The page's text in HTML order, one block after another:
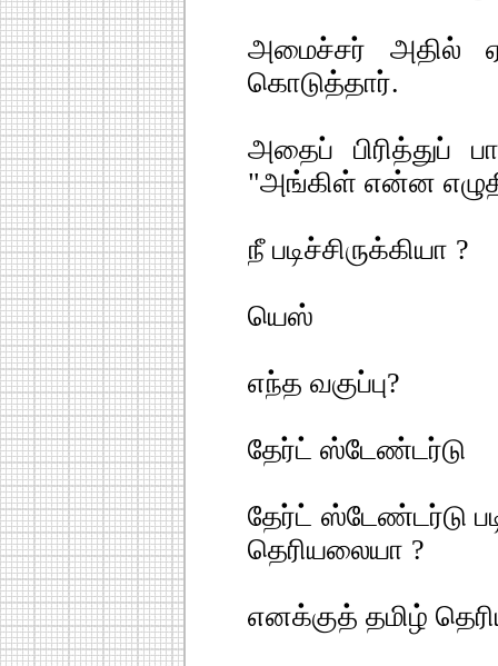
அமைச்சர் அதில்
கொடுத்தார்.
அதைப் பிரித்துப்
"அங்கிள் என்ன
நீ படிச்சிருக்கியா ?
யெஸ்
எந்த வகுப்பு?
தேர்ட் ஸ்டேண்டர்டு
தேர்ட் ஸ்டேண்டர்டு
தெரியலையா ?
எனக்குத் தமிழ்